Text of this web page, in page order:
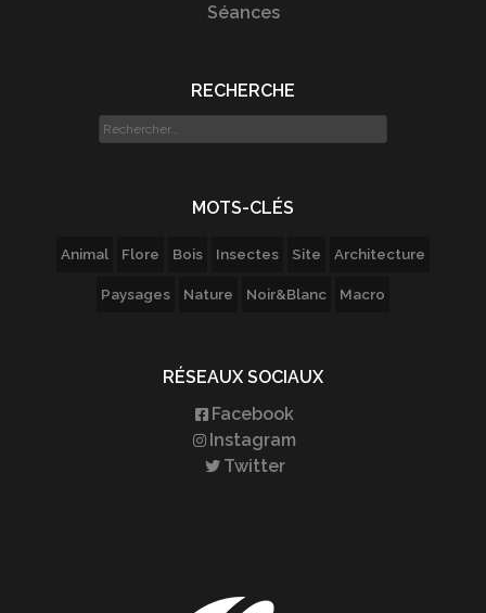
Séances
RECHERCHE
Rechercher :
MOTS-CLÉS
Animal Flore Bois Insectes Site Architecture
Paysages Nature Noir&Blanc Macro
RÉSEAUX SOCIAUX
Facebook
Instagram
Twitter